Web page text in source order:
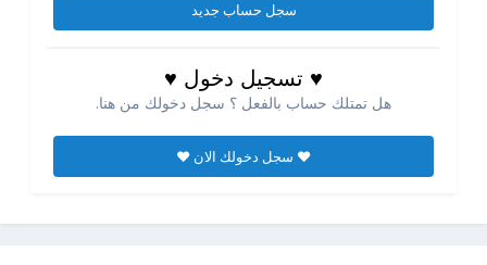
سجل حساب جديد
♥ تسجيل دخول ♥
هل تمتلك حساب بالفعل ؟ سجل دخولك من هنا.
♥ سجل دخولك الان ♥